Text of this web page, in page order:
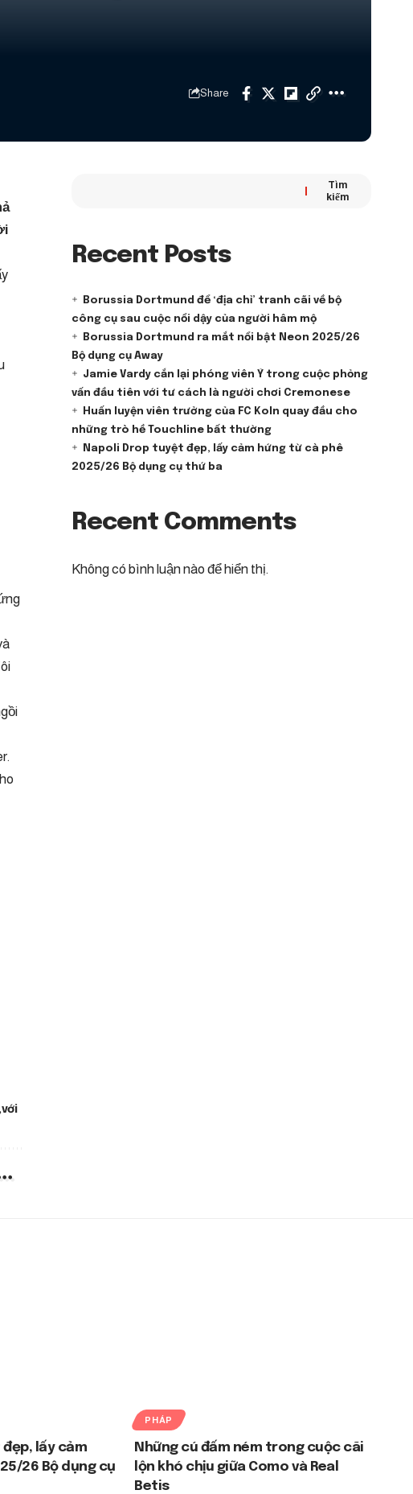
Share
với
Tìm
kiếm
Recent Posts
Borussia Dortmund để ‘địa chỉ’ tranh cãi về bộ
công cụ sau cuộc nổi dậy của người hâm mộ
Borussia Dortmund ra mắt nổi bật Neon 2025/26
Bộ dụng cụ Away
Jamie Vardy cắn lại phóng viên Ý trong cuộc phỏng
vấn đầu tiên với tư cách là người chơi Cremonese
Huấn luyện viên trưởng của FC Koln quay đầu cho
những trò hề Touchline bất thường
Napoli Drop tuyệt đẹp, lấy cảm hứng từ cà phê
2025/26 Bộ dụng cụ thứ ba
Recent Comments
Không có bình luận nào để hiển thị.
lấy cảm
26 Bộ dụng cụ
PHÁP
Những cú đấm ném trong cuộc cãi
lộn khó chịu giữa Como và Real
Betis